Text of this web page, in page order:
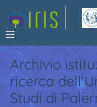
Archivio
ricerca
Studi di